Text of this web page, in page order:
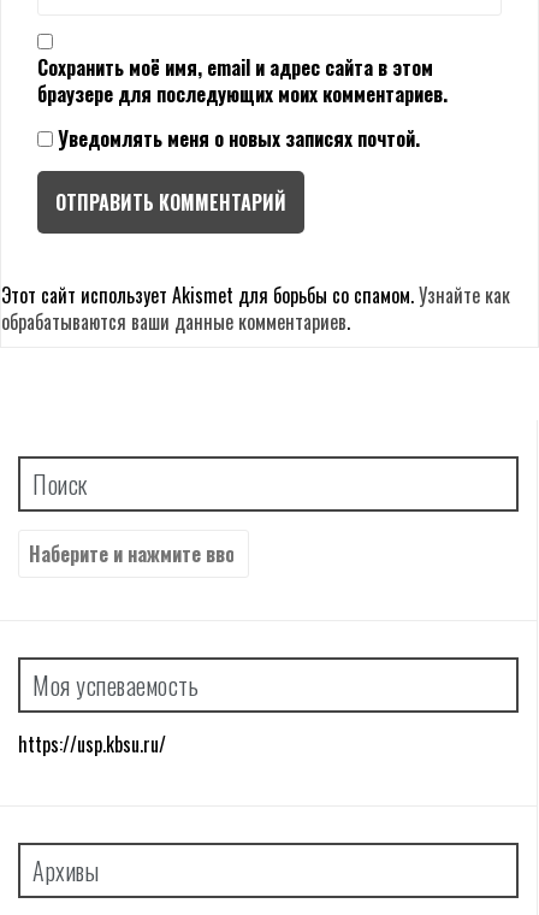
Сохранить моё имя, email и адрес сайта в этом
браузере для последующих моих комментариев.
Уведомлять меня о новых записях почтой.
Этот сайт использует Akismet для борьбы со спамом.Узнайте как
обрабатываются ваши данные комментариев.
Поиск
Найти:
Моя успеваемость
https://usp.kbsu.ru/
Архивы